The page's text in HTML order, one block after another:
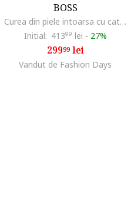
BOSS
Curea din piele intoarsa cu catarama metalica, Albastru ultramarin
Initial: 41399 lei - 27%
29999lei
Vandut de Fashion Days